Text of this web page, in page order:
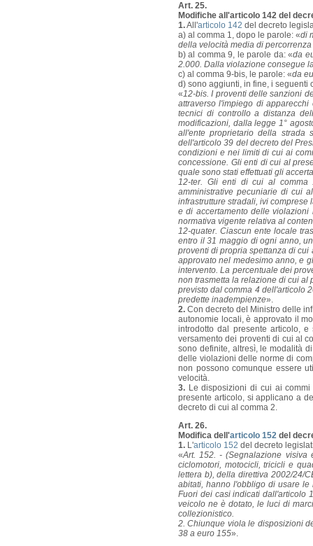
Art. 25.
Modifiche all'articolo 142 del
1.All'articolo 142 del decreto
a) al comma 1, dopo le parole: «di
della velocità media di
b) al comma 9, le parole da: «da
2.000. Dalla violazione consegue
c) al comma 9-bis, le parole: «da
d) sono aggiunti, in fine, i seguenti
«12-bis. I proventi delle sanzioni
attraverso l'impiego di
tecnici di controllo a distanza
modificazioni, dalla legge 1°
all'ente proprietario della strada
dell'articolo 39 del decreto del
condizioni e nei limiti di cui ai
concessione. Gli enti di cui al
quale sono stati effettuati gli
12-ter. Gli enti di cui al comma
amministrative pecuniarie di cui
infrastrutture stradali, ivi
e di accertamento delle
normativa vigente relativa al
12-quater. Ciascun ente locale
entro il 31 maggio di ogni anno,
proventi di propria spettanza di
approvato nel medesimo anno, e
intervento. La percentuale dei
non trasmetta la relazione di cui al
previsto dal comma 4 dell'articolo
predette inadempienze».
2. Con decreto del Ministro delle
autonomie locali, è approvato il
introdotto dal presente articolo,
versamento dei proventi di cui al
sono definite, altresì, le modalità
delle violazioni delle norme di
non possono comunque essere
velocità.
3. Le disposizioni di cui ai
presente articolo, si applicano a
decreto di cui al comma 2.
Art. 26.
Modifica dell'articolo 152 del
1. L'articolo 152 del decreto
«Art. 152. - (Segnalazione
ciclomotori, motocicli, tricicli e
lettera b), della direttiva 2002/24/
abitati, hanno l'obbligo di usare
Fuori dei casi indicati dall'articolo
veicolo ne è dotato, le luci di
collezionistico.
2. Chiunque viola le disposizioni
38 a euro 155».